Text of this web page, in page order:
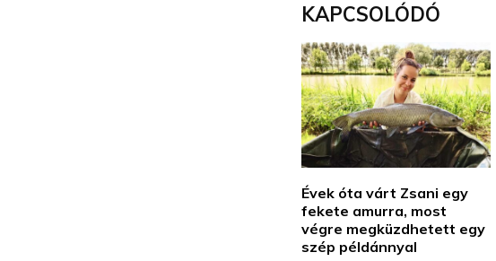
KAPCSOLÓDÓ
Évek óta várt Zsani egy
fekete amurra, most
végre megküzdhetett egy
szép példánnyal